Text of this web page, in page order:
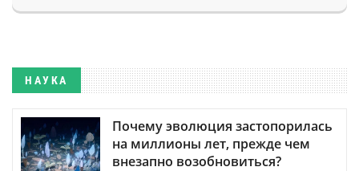
НАУКА
Почему эволюция застопорилась
на миллионы лет, прежде чем
внезапно возобновиться?